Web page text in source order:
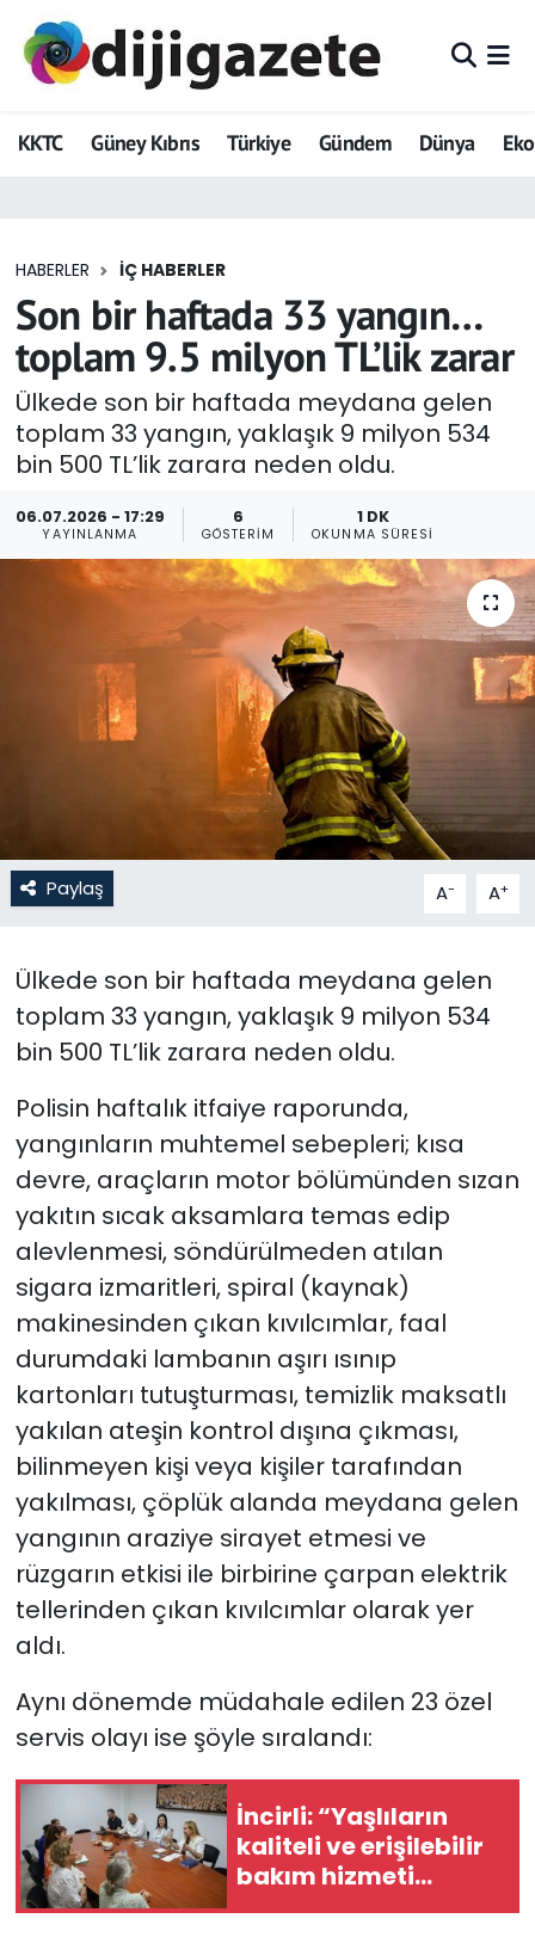
KKTC Güney Kıbrıs Türkiye Gündem Dünya
HABERLER İÇ HABERLER
Son bir haftada 33 yangın…
toplam 9.5 milyon TL’lik zarar
Ülkede son bir haftada meydana gelen
toplam 33 yangın, yaklaşık 9 milyon 534
bin 500 TL’lik zarara neden oldu.
06.07.2026 - 17:29
YAYINLANMA
6
GÖSTERIM
1 DK
OKUNMA SÜRESI
Paylaş A- A+
Ülkede son bir haftada meydana gelen
toplam 33 yangın, yaklaşık 9 milyon 534
bin 500 TL’lik zarara neden oldu.
Polisin haftalık itfaiye raporunda,
yangınların muhtemel sebepleri; kısa
devre, araçların motor bölümünden sızan
yakıtın sıcak aksamlara temas edip
alevlenmesi, söndürülmeden atılan
sigara izmaritleri, spiral (kaynak)
makinesinden çıkan kıvılcımlar, faal
durumdaki lambanın aşırı ısınıp
kartonları tutuşturması, temizlik maksatlı
yakılan ateşin kontrol dışına çıkması,
bilinmeyen kişi veya kişiler tarafından
yakılması, çöplük alanda meydana gelen
yangının araziye sirayet etmesi ve
rüzgarın etkisi ile birbirine çarpan elektrik
tellerinden çıkan kıvılcımlar olarak yer
aldı.
Aynı dönemde müdahale edilen 23 özel
servis olayı ise şöyle sıralandı:
İncirli: “Yaşlıların
kaliteli ve erişilebilir
bakım hizmeti
alması en temel
ADVERTORIAL
Dijigazete
Eğitim
Ekonomi
Foto Galeri
GEZİ
Güncel
Gündem
KKTC YEREL SEÇİM 2018
Moda
Otomobil Dünyası
Politika
SAĞLIK
Spor
Teknoloji
TÜRKiYE
Video Galeri
YAŞAM
Yazarlar
Hava Durumu
Trafik Durumu
Tüm Manşetler
Son Dakika Haberleri
Haber Arşivi